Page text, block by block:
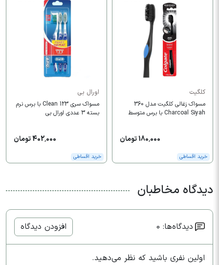
کلگیت
مسواک زغالی کلگیت مدل 360
Charcoal Siyah با برس متوسط
180,000 تومان
خرید اقساطی
اورال بی
مسواک سری 123 Clean با برس نرم
بسته 3 عددی اورال بی
402,000 تومان
خرید اقساطی
دیدگاه مخاطبان
دیدگاه‌ها: 0 افزودن دیدگاه
اولین نفری باشید که نظر می‌دهید.